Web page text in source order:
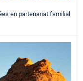
en partenariat familial